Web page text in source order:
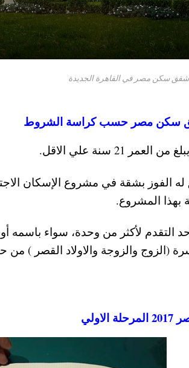
سكن مصر في القاهرة الجديدة
سكن مصر حسب كراسة الشروط
سنة علي الاقل.
الفوز بشقة في مشروع الإسكان
بهذا المشروع.
لأكثر من وحدة، سواء باسمه أو
(الزوج والزوجة والاولاد القصر )